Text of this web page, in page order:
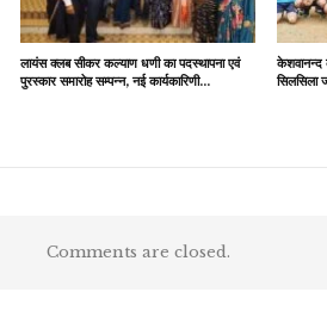
लायंस क्लब सीकर कल्याण धणी का पदस्थापना एवं
पुरस्कार समारोह सम्पन्न, नई कार्यकारिणी…
केशवानन्द
सिलसिला
Comments are closed.